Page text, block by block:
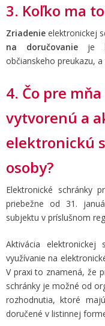
3. Koľko ma
Zriadenie elektronickej
na doručovanieje
občianskeho preukazu,
4. Čo pre
vytvorenú a
elektronickú
osoby?
Elektronické schránky
priebežne od 31.
subjektu v príslušnom
Aktivácia
využívanie na
V praxi to znamená, že
schránky je možné od
rozhodnutia, ktoré
doručené v listinnej